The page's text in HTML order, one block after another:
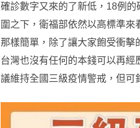
確診數字又來的了新低，18例
圍之下，衛福部依然以高標準
那樣簡單，除了讓大家飽受衝
台灣也沒有任何的本錢可以再
議維持全國三級疫情警戒，但可